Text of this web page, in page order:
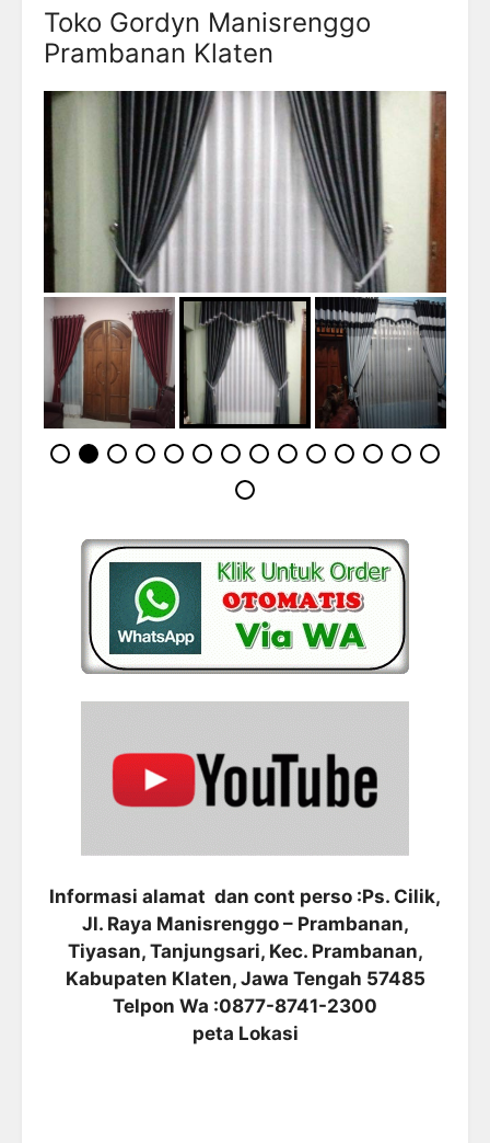
Toko Gordyn Manisrenggo
Prambanan Klaten
Informasi alamat dan cont perso :Ps. Cilik,
Jl. Raya Manisrenggo – Prambanan,
Tiyasan, Tanjungsari, Kec. Prambanan,
Kabupaten Klaten, Jawa Tengah 57485
Telpon Wa :0877-8741-2300
peta Lokasi